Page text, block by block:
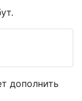
дополнить